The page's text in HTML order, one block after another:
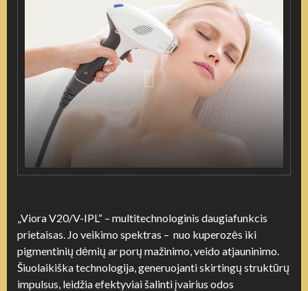
„Viora V20/V-IPL“ – multitechnologinis daugiafunkcis
prietaisas. Jo veikimo spektras – nuo kuperozės iki
pigmentinių dėmių ar porų mažinimo, veido atjauninimo.
Šiuolaikiška technologija, generuojanti skirtingų struktūrų
impulsus, leidžia efektyviai šalinti įvairius odos